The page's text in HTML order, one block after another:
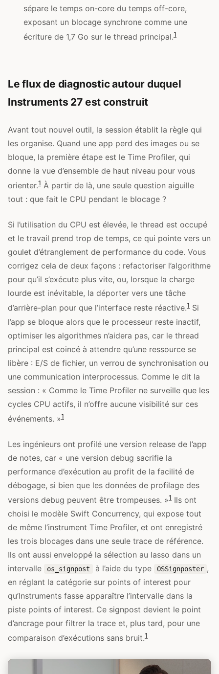
sépare le temps on-core du temps off-core,
exposant un blocage synchrone comme une
écriture de 1,7 Go sur le thread principal.1
Le flux de diagnostic autour duquel
Instruments 27 est construit
Avant tout nouvel outil, la session établit la règle qui
les organise. Quand une app perd des images ou se
bloque, la première étape est le Time Profiler, qui
donne la vue d’ensemble de haut niveau pour vous
orienter.1 À partir de là, une seule question aiguille
tout : que fait le CPU pendant le blocage ?
Si l’utilisation du CPU est élevée, le thread est occupé
et le travail prend trop de temps, ce qui pointe vers un
goulet d’étranglement de performance du code. Vous
corrigez cela de deux façons : refactoriser l’algorithme
pour qu’il s’exécute plus vite, ou, lorsque la charge
lourde est inévitable, la déporter vers une tâche
d’arrière-plan pour que l’interface reste réactive.1 Si
l’app se bloque alors que le processeur reste inactif,
optimiser les algorithmes n’aidera pas, car le thread
principal est coincé à attendre qu’une ressource se
libère : E/S de fichier, un verrou de synchronisation ou
une communication interprocessus. Comme le dit la
session : « Comme le Time Profiler ne surveille que les
cycles CPU actifs, il n’offre aucune visibilité sur ces
événements. »1
Les ingénieurs ont profilé une version release de l’app
de notes, car « une version debug sacrifie la
performance d’exécution au profit de la facilité de
débogage, si bien que les données de profilage des
versions debug peuvent être trompeuses. »1 Ils ont
choisi le modèle Swift Concurrency, qui expose tout
de même l’instrument Time Profiler, et ont enregistré
les trois blocages dans une seule trace de référence.
Ils ont aussi enveloppé la sélection au lasso dans un
intervalle
os_signpost à l’aide du type OSSignposter ,
en réglant la catégorie sur points of interest pour
qu’Instruments fasse apparaître l’intervalle dans la
piste points of interest. Ce signpost devient le point
d’ancrage pour filtrer la trace et, plus tard, pour une
comparaison d’exécutions sans bruit.1